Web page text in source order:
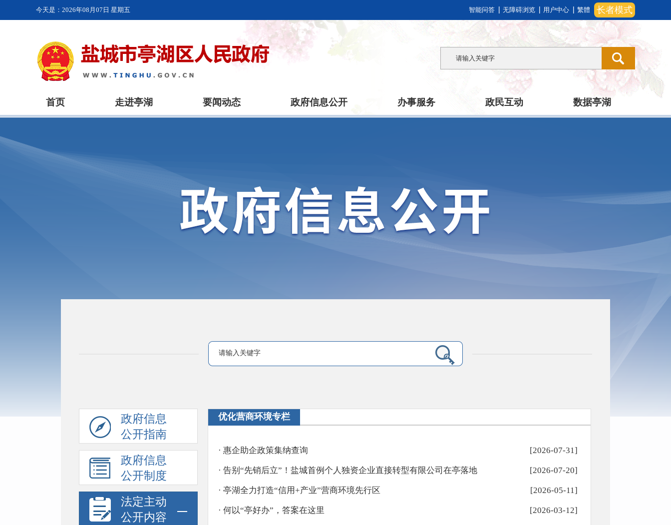
今天是： 2026年08月07日 星期五 智能问答 无障碍浏览 用户中心 繁體 长者模式
首页 走进亭湖 要闻动态 政府信息公开 办事服务 政民互动 数据亭湖
政府信息
公开指南
政府信息
公开制度
法定主动
公开内容
优化营商环境专栏
· 惠企助企政策集纳查询 [2026-07-31]
· 告别“先销后立”！盐城首例个人独资企业直接转型有限公司在亭落地 [2026-07-20]
· 亭湖全力打造“信用+产业”营商环境先行区 [2026-05-11]
· 何以“亭好办”，答案在这里 [2026-03-12]